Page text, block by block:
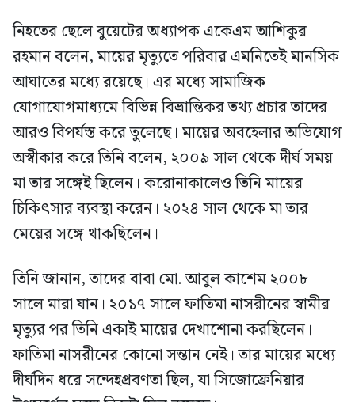
নিহতের ছেলে বুয়েটের অধ্যাপক একেএম আশিকুর
রহমান বলেন, মায়ের মৃত্যুতে পরিবার এমনিতেই মানসিক
আঘাতের মধ্যে রয়েছে। এর মধ্যে সামাজিক
যোগাযোগমাধ্যমে বিভিন্ন বিভ্রান্তিকর তথ্য প্রচার তাদের
আরও বিপর্যস্ত করে তুলেছে। মায়ের অবহেলার অভিযোগ
অস্বীকার করে তিনি বলেন, ২০০৯ সাল থেকে দীর্ঘ সময়
মা তার সঙ্গেই ছিলেন। করোনাকালেও তিনি মায়ের
চিকিৎসার ব্যবস্থা করেন। ২০২৪ সাল থেকে মা তার
মেয়ের সঙ্গে থাকছিলেন।
তিনি জানান, তাদের বাবা মো. আবুল কাশেম ২০০৮
সালে মারা যান। ২০১৭ সালে ফাতিমা নাসরীনের স্বামীর
মৃত্যুর পর তিনি একাই মায়ের দেখাশোনা করছিলেন।
ফাতিমা নাসরীনের কোনো সন্তান নেই। তার মায়ের মধ্যে
দীর্ঘদিন ধরে সন্দেহপ্রবণতা ছিল, যা সিজোফ্রেনিয়ার